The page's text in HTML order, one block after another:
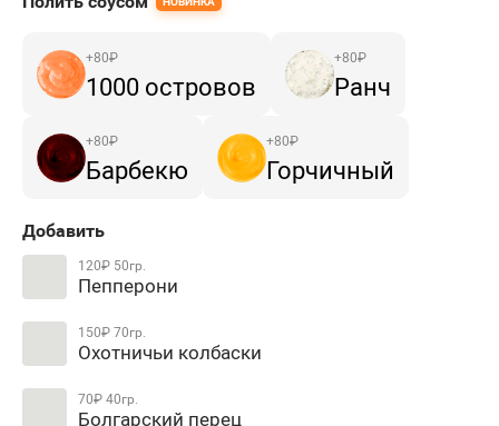
+80₽
1000 островов
+80₽
Ранч
+80₽
Барбекю
+80₽
Горчичный
Добавить
120₽ 50гр.
Пепперони
150₽70гр.
Охотничьи колбаски
70₽40гр.
Болгарский перец